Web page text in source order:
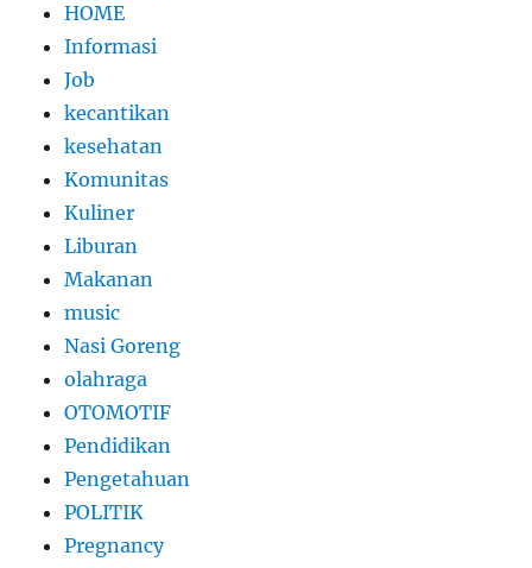
HOME
Informasi
Job
kecantikan
kesehatan
Komunitas
Kuliner
Liburan
Makanan
music
Nasi Goreng
olahraga
OTOMOTIF
Pendidikan
Pengetahuan
POLITIK
Pregnancy